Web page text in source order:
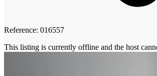
Reference: 016557
This listing is currently offline and the host